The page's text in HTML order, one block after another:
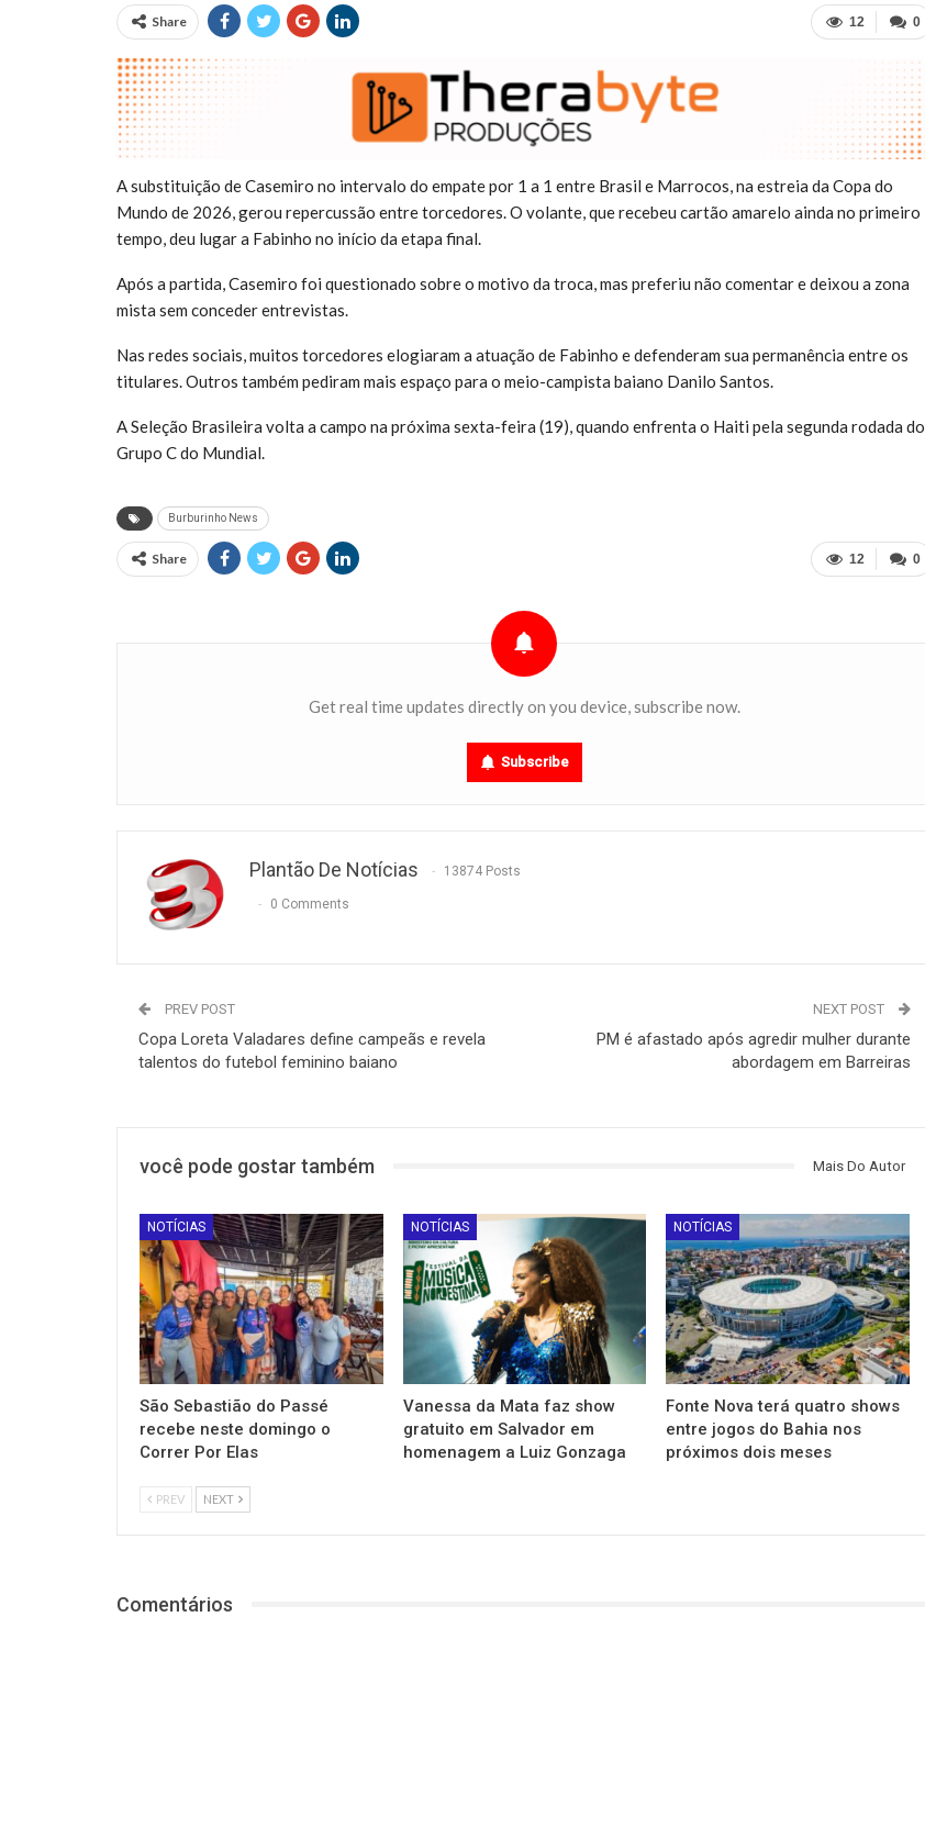
0
12
Share
A substituição de Casemiro no intervalo do empate por 1 a 1 entre Brasil e Marrocos, na estreia da Copa do
Mundo de 2026, gerou repercussão entre torcedores. O volante, que recebeu cartão amarelo ainda no primeiro
tempo, deu lugar a Fabinho no início da etapa final.
Após a partida, Casemiro foi questionado sobre o motivo da troca, mas preferiu não comentar e deixou a zona
mista sem conceder entrevistas.
Nas redes sociais, muitos torcedores elogiaram a atuação de Fabinho e defenderam sua permanência entre os
titulares. Outros também pediram mais espaço para o meio-campista baiano Danilo Santos.
A Seleção Brasileira volta a campo na próxima sexta-feira (19), quando enfrenta o Haiti pela segunda rodada do
Grupo C do Mundial.
Burburinho News
0
12
Share
Get real time updates directly on you device, subscribe now.
Subscribe
Plantão De Notícias 13874 Posts
0 Comments
PREV POST
Copa Loreta Valadares define campeãs e revela
talentos do futebol feminino baiano
NEXT POST
PM é afastado após agredir mulher durante
abordagem em Barreiras
você pode gostar também Mais Do Autor
NOTÍCIAS
São Sebastião do Passé
recebe neste domingo o
Correr Por Elas
NOTÍCIAS
Vanessa da Mata faz show
gratuito em Salvador em
homenagem a Luiz Gonzaga
NOTÍCIAS
Fonte Nova terá quatro shows
entre jogos do Bahia nos
próximos dois meses
PREV NEXT
Comentários